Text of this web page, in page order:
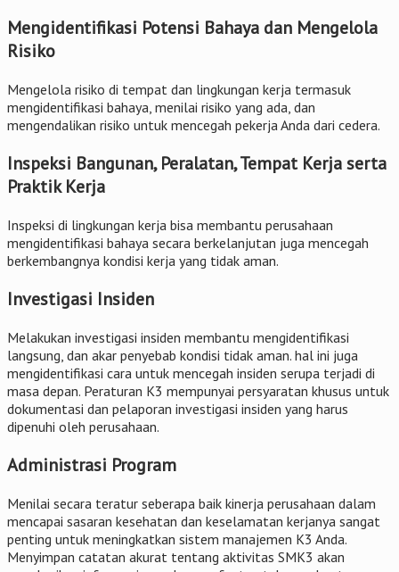
Mengidentifikasi Potensi Bahaya dan Mengelola
Risiko
Mengelola risiko di tempat dan lingkungan kerja termasuk
mengidentifikasi bahaya, menilai risiko yang ada, dan
mengendalikan risiko untuk mencegah pekerja Anda dari cedera.
Inspeksi Bangunan, Peralatan, Tempat Kerja serta
Praktik Kerja
Inspeksi di lingkungan kerja bisa membantu perusahaan
mengidentifikasi bahaya secara berkelanjutan juga mencegah
berkembangnya kondisi kerja yang tidak aman.
Investigasi Insiden
Melakukan investigasi insiden membantu mengidentifikasi
langsung, dan akar penyebab kondisi tidak aman. hal ini juga
mengidentifikasi cara untuk mencegah insiden serupa terjadi di
masa depan. Peraturan K3 mempunyai persyaratan khusus untuk
dokumentasi dan pelaporan investigasi insiden yang harus
dipenuhi oleh perusahaan.
Administrasi Program
Menilai secara teratur seberapa baik kinerja perusahaan dalam
mencapai sasaran kesehatan dan keselamatan kerjanya sangat
penting untuk meningkatkan sistem manajemen K3 Anda.
Menyimpan catatan akurat tentang aktivitas SMK3 akan